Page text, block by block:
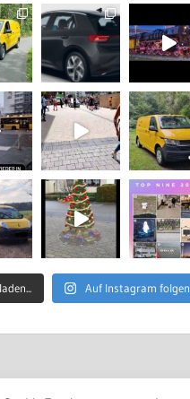
Auf Instagram folgen